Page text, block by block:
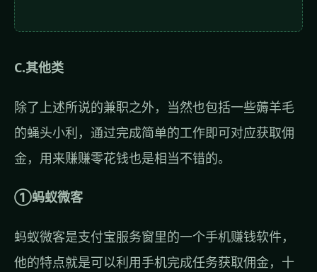
C.其他类
除了上述所说的兼职之外，当然也包括一些薅羊毛
的蝇头小利，通过完成简单的工作即可对应获取佣
金，用来赚赚零花钱也是相当不错的。
①蚂蚁微客
蚂蚁微客是支付宝服务窗里的一个手机赚钱软件，
他的特点就是可以利用手机完成任务获取佣金，十